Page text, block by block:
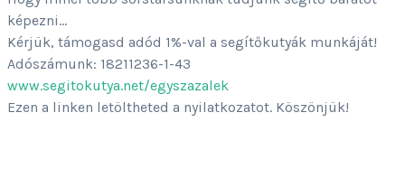
képezni…
Kérjük, támogasd adód 1%-val a segítőkutyák munkáját!
Adószámunk: 18211236-1-43
www.segitokutya.net/egyszazalek
Ezen a linken letöltheted a nyilatkozatot. Köszönjük!